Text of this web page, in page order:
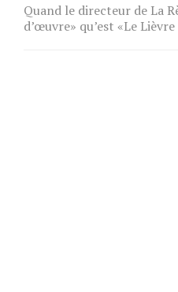
Quand le directeur de La
d’œuvre» qu’est «Le